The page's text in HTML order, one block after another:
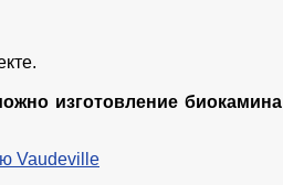
изготовление биокамина
Vaudeville